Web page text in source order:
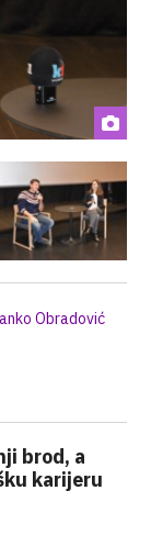
Obradović
brod, a
karijeru